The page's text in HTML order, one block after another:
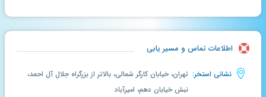
اطلاعات تماس و مسیر یابی
نشانی استخر: تهران، خیابان کارگر شمالی، بالاتر از بزرگراه جلال آل احمد،
نبش خیابان دهم، امیرآباد